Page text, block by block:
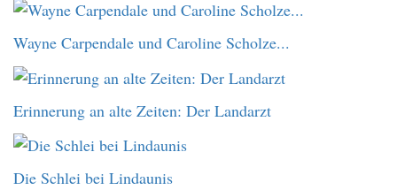
Wayne Carpendale und Caroline Scholze...
Erinnerung an alte Zeiten: Der Landarzt
Die Schlei bei Lindaunis